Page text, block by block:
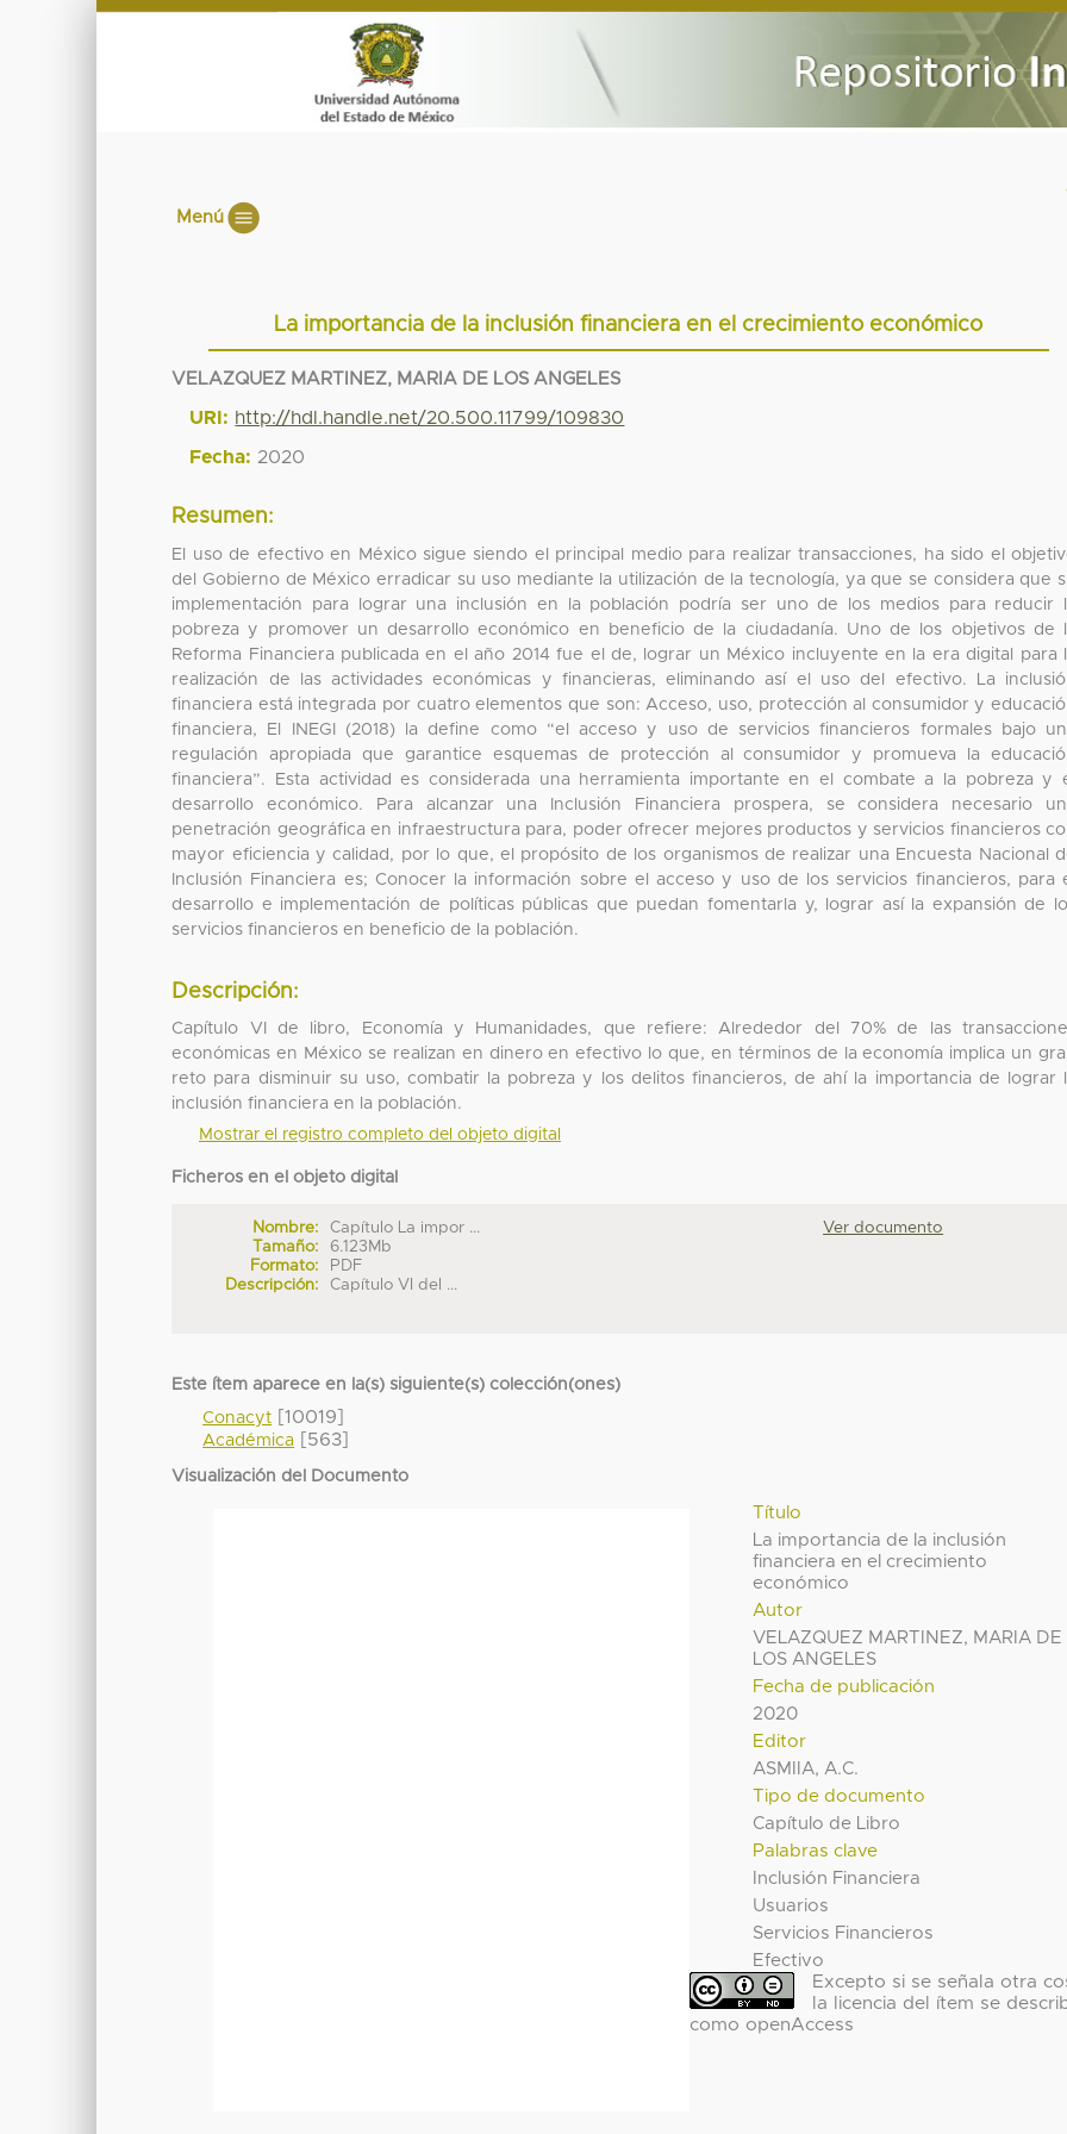
Menú
La importancia de la inclusión financiera en el crecimiento económico
VELAZQUEZ MARTINEZ, MARIA DE LOS ANGELES
URI: http://hdl.handle.net/20.500.11799/109830
Fecha: 2020
Resumen:
El uso de efectivo en México sigue siendo el principal medio para realizar transacciones, ha sido el
del Gobierno de México erradicar su uso mediante la utilización de la tecnología, ya que se considera que
implementación para lograr una inclusión en la población podría ser uno de los medios para reducir
pobreza y promover un desarrollo económico en beneficio de la ciudadanía. Uno de los objetivos de
Reforma Financiera publicada en el año 2014 fue el de, lograr un México incluyente en la era digital para
realización de las actividades económicas y financieras, eliminando así el uso del efectivo. La
financiera está integrada por cuatro elementos que son: Acceso, uso, protección al consumidor y
financiera, El INEGI (2018) la define como “el acceso y uso de servicios financieros formales bajo
regulación apropiada que garantice esquemas de protección al consumidor y promueva la
financiera”. Esta actividad es considerada una herramienta importante en el combate a la pobreza y
desarrollo económico. Para alcanzar una Inclusión Financiera prospera, se considera necesario
penetración geográfica en infraestructura para, poder ofrecer mejores productos y servicios financieros
mayor eficiencia y calidad, por lo que, el propósito de los organismos de realizar una Encuesta Nacional
Inclusión Financiera es; Conocer la información sobre el acceso y uso de los servicios financieros, para
desarrollo e implementación de políticas públicas que puedan fomentarla y, lograr así la expansión de
servicios financieros en beneficio de la población.
Descripción:
Capítulo VI de libro, Economía y Humanidades, que refiere: Alrededor del 70% de las
económicas en México se realizan en dinero en efectivo lo que, en términos de la economía implica un
reto para disminuir su uso, combatir la pobreza y los delitos financieros, de ahí la importancia de lograr
inclusión financiera en la población.
Mostrar el registro completo del objeto digital
Ficheros en el objeto digital
Nombre:
Capítulo La impor ...
Tamaño:
6.123Mb
Formato:
PDF
Descripción:
Capítulo VI del ...
Ver documento
Este ítem aparece en la(s) siguiente(s) colección(ones)
Conacyt [10019]
Académica [563]
Visualización del Documento
Título
La importancia de la inclusión
financiera en el crecimiento
económico
Autor
VELAZQUEZ MARTINEZ, MARIA DE
LOS ANGELES
Fecha de publicación
2020
Editor
ASMIIA, A.C.
Tipo de documento
Capítulo de Libro
Palabras clave
Inclusión Financiera
Usuarios
Servicios Financieros
Efectivo
Excepto si se señala otra
la licencia del ítem se
como openAccess